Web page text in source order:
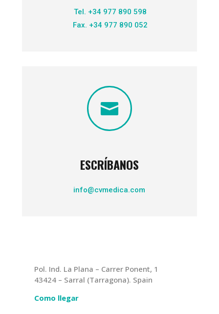
Tel. +34 977 890 598
Fax. +34 977 890 052

ESCRÍBANOS
info@cvmedica.com
Pol. Ind. La Plana – Carrer Ponent, 1
43424 – Sarral (Tarragona). Spain
Como llegar